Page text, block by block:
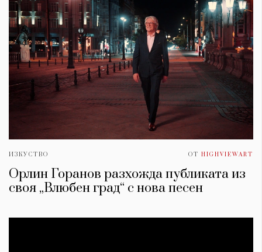
ИЗКУСТВО ОТ HIGHVIEWART
Орлин Горанов разхожда публиката из
своя „Влюбен град“ с нова песен
КАТЕГОРИИ
Wine&Dine
Мода
ЗА НАС
Условия за
За нас